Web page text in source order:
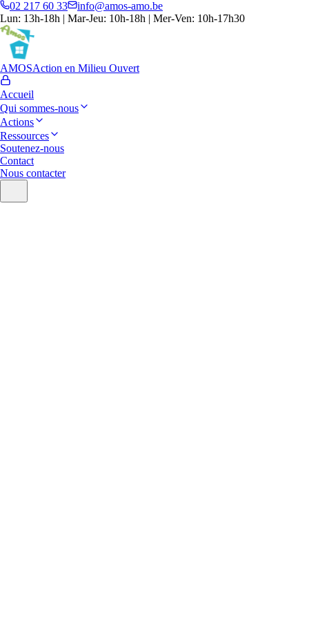
02 217 60 33
info@amos-amo.be
Lun: 13h-18h | Mar-Jeu: 10h-18h | Mer-Ven: 10h-17h30
AMOSAction en Milieu Ouvert
Accueil
Qui sommes-nous
Actions
Ressources
Soutenez-nous
Contact
Nous contacter